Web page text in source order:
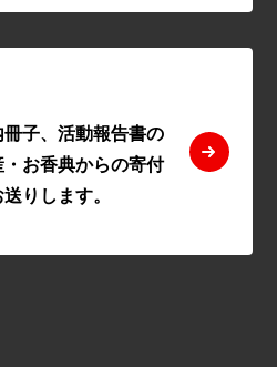
子、活動報告書の
お香典からの寄付
りします。